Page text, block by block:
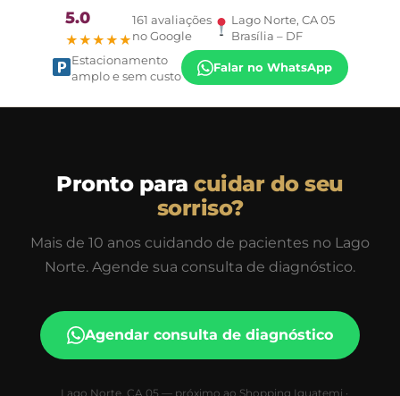
5.0
★★★★★
161 avaliações
no Google
Lago Norte, CA 05
Brasília – DF
Estacionamento
amplo e sem custo
Falar no WhatsApp
Pronto paracuidar do seu
sorriso?
Mais de 10 anos cuidando de pacientes no Lago
Norte. Agende sua consulta de diagnóstico.
Agendar consulta de diagnóstico
Lago Norte, CA 05 — próximo ao Shopping Iguatemi ·